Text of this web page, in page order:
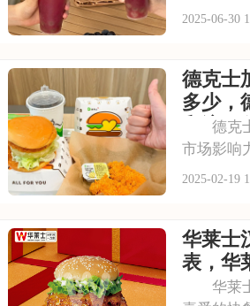
的品牌理
式，其产
有传统的
的水果
2025-06-30
德克士
多少，
和流程
德克士
市场影响
盟事业一
在此，我
克士加盟
更好地
2025-02-19
华莱士
表，华
2025
华莱士